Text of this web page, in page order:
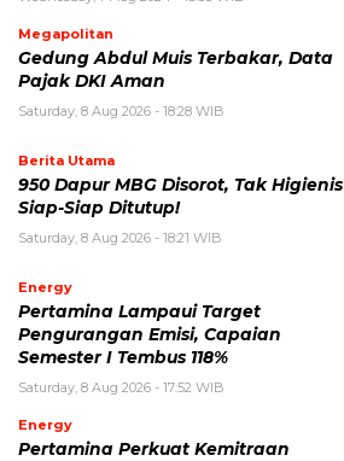
Megapolitan
Gedung Abdul Muis Terbakar, Data
Pajak DKI Aman
Saturday, 8 Aug 2026 - 18:28 WIB
Berita Utama
950 Dapur MBG Disorot, Tak Higienis
Siap-Siap Ditutup!
Saturday, 8 Aug 2026 - 18:21 WIB
Energy
Pertamina Lampaui Target
Pengurangan Emisi, Capaian
Semester I Tembus 118%
Saturday, 8 Aug 2026 - 17:52 WIB
Energy
Pertamina Perkuat Kemitraan